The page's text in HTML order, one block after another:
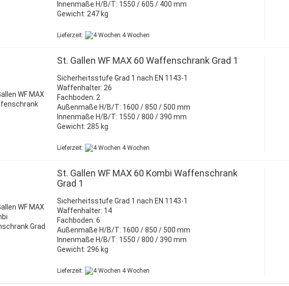
Innenmaße H/B/T: 1550 / 605 / 400 mm
Gewicht: 247 kg
Lieferzeit: 4 Wochen
St. Gallen WF MAX 60 Waffenschrank Grad 1
Sicherheitsstufe Grad 1 nach EN 1143-1
Waffenhalter: 26
Fachboden: 2
Außenmaße H/B/T: 1600 / 850 / 500 mm
Innenmaße H/B/T: 1550 / 800 / 390 mm
Gewicht: 285 kg
Lieferzeit: 4 Wochen
St. Gallen WF MAX 60 Kombi Waffenschrank
Grad 1
Sicherheitsstufe Grad 1 nach EN 1143-1
Waffenhalter: 14
Fachboden: 6
Außenmaße H/B/T: 1600 / 850 / 500 mm
Innenmaße H/B/T: 1550 / 800 / 390 mm
Gewicht: 296 kg
Lieferzeit: 4 Wochen